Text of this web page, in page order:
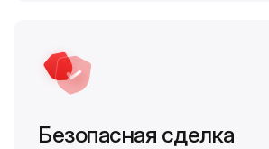
Безопасная сделка